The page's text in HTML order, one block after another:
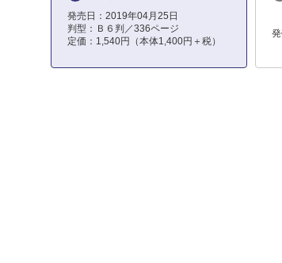
発売日：2019年04月25日
判型：Ｂ６判／336ページ
定価：1,540円（本体1,400円＋税）